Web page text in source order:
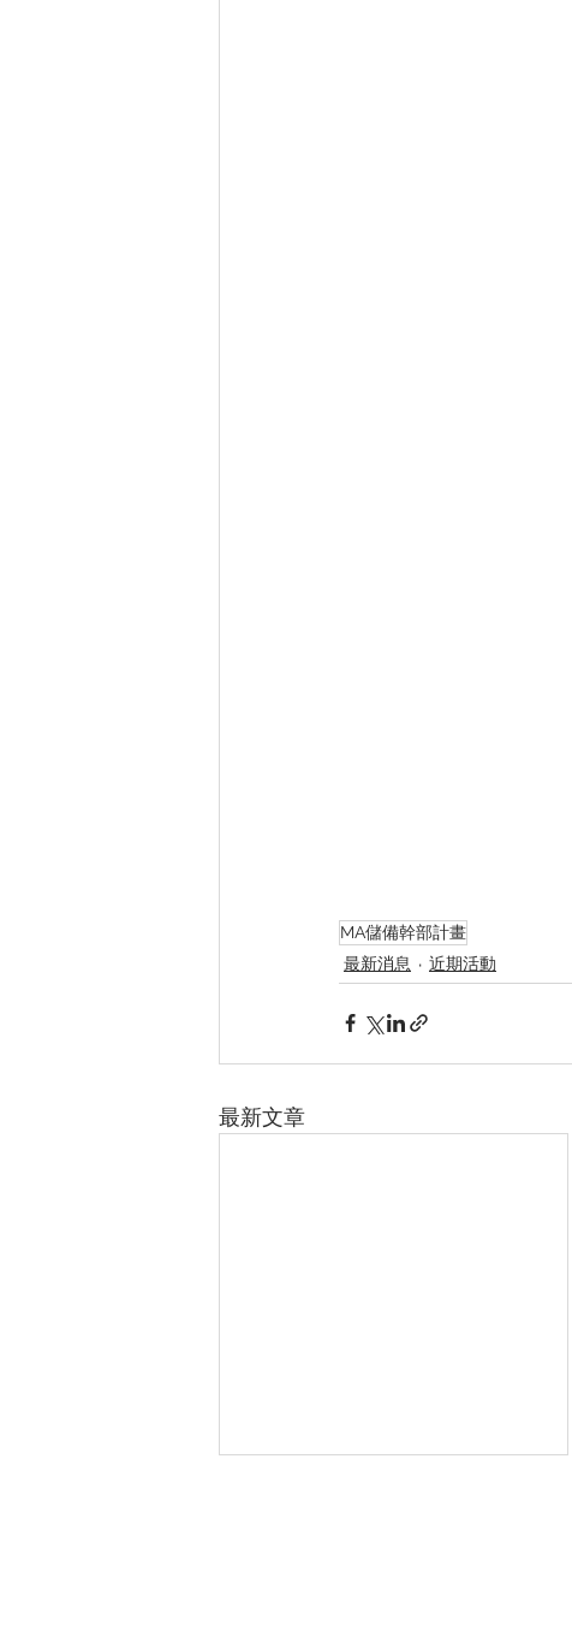
MA儲備幹部計畫
最新消息
近期活動
最新文章